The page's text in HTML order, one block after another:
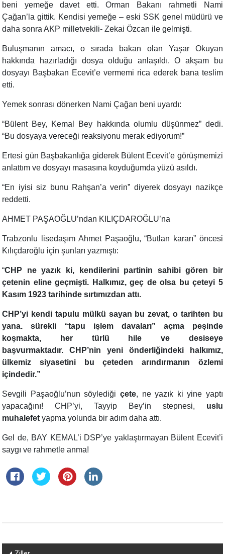
beni yemeğe davet etti. Orman Bakanı rahmetli Nami
Çağan’la gittik. Kendisi yemeğe – eski SSK genel müdürü ve
daha sonra AKP milletvekili- Zekai Özcan ile gelmişti.
Buluşmanın amacı, o sırada bakan olan Yaşar Okuyan
hakkında hazırladığı dosya olduğu anlaşıldı. O akşam bu
dosyayı Başbakan Ecevit’e vermemi rica ederek bana teslim
etti.
Yemek sonrası dönerken Nami Çağan beni uyardı:
“Bülent Bey, Kemal Bey hakkında olumlu düşünmez” dedi.
“Bu dosyaya vereceği reaksiyonu merak ediyorum!”
Ertesi gün Başbakanlığa giderek Bülent Ecevit’e görüşmemizi
anlattım ve dosyayı masasına koyduğumda yüzü asıldı.
“En iyisi siz bunu Rahşan’a verin” diyerek dosyayı nazikçe
reddetti.
AHMET PAŞAOĞLU’ndan KILIÇDAROĞLU’na
Trabzonlu lisedaşım Ahmet Paşaoğlu, “Butlan kararı” öncesi
Kılıçdaroğlu için şunları yazmıştı:
“CHP ne yazık ki, kendilerini partinin sahibi gören bir
çetenin eline geçmişti. Halkımız, geç de olsa bu çeteyi 5
Kasım 1923 tarihinde sırtımızdan attı.
CHP’yi kendi tapulu mülkü sayan bu zevat, o tarihten bu
yana. sürekli “tapu işlem davaları” açma peşinde
koşmakta, her türlü hile ve desiseye
başvurmaktadır.
CHP’nin yeni önderliğindeki halkımız,
ülkemiz siyasetini bu çeteden arındırmanın özlemi
içindedir.”
Sevgili Paşaoğlu’nun söylediği çete, ne yazık ki yine yaptı
yapacağını! CHP’yi, Tayyip Bey’in stepnesi, uslu
muhalefet yapma yolunda bir adım daha attı.
Gel de, BAY KEMAL’i DSP’ye yaklaştırmayan Bülent Ecevit’i
saygı ve rahmetle anma!